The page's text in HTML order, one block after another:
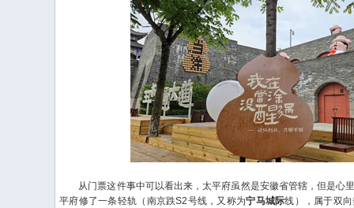
从门票这件事中可以看出来，太平府虽然是安徽省管辖，但是心
平府修了一条轻轨（南京跌S2号线，又称为宁马城际线），属于双